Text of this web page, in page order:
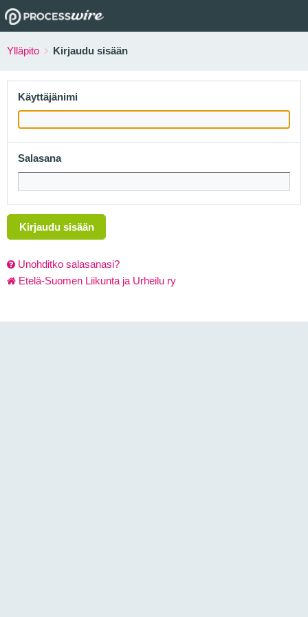
Ylläpito Kirjaudu sisään
Käyttäjänimi
Salasana
Kirjaudu sisään
Unohditko salasanasi?
Etelä-Suomen Liikunta ja Urheilu ry